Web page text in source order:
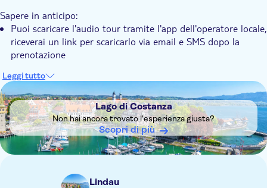
arte maestosa
Sapere in anticipo:
Puoi scaricare l'audio tour tramite l'app dell'operatore locale,
riceverai un link per scaricarlo via email e SMS dopo la
prenotazione
Leggi tutto
DSA1Lago di Costanza
Lago di Costanza
Non hai ancora trovato l'esperienza giusta?
Scopri di più
Lindau